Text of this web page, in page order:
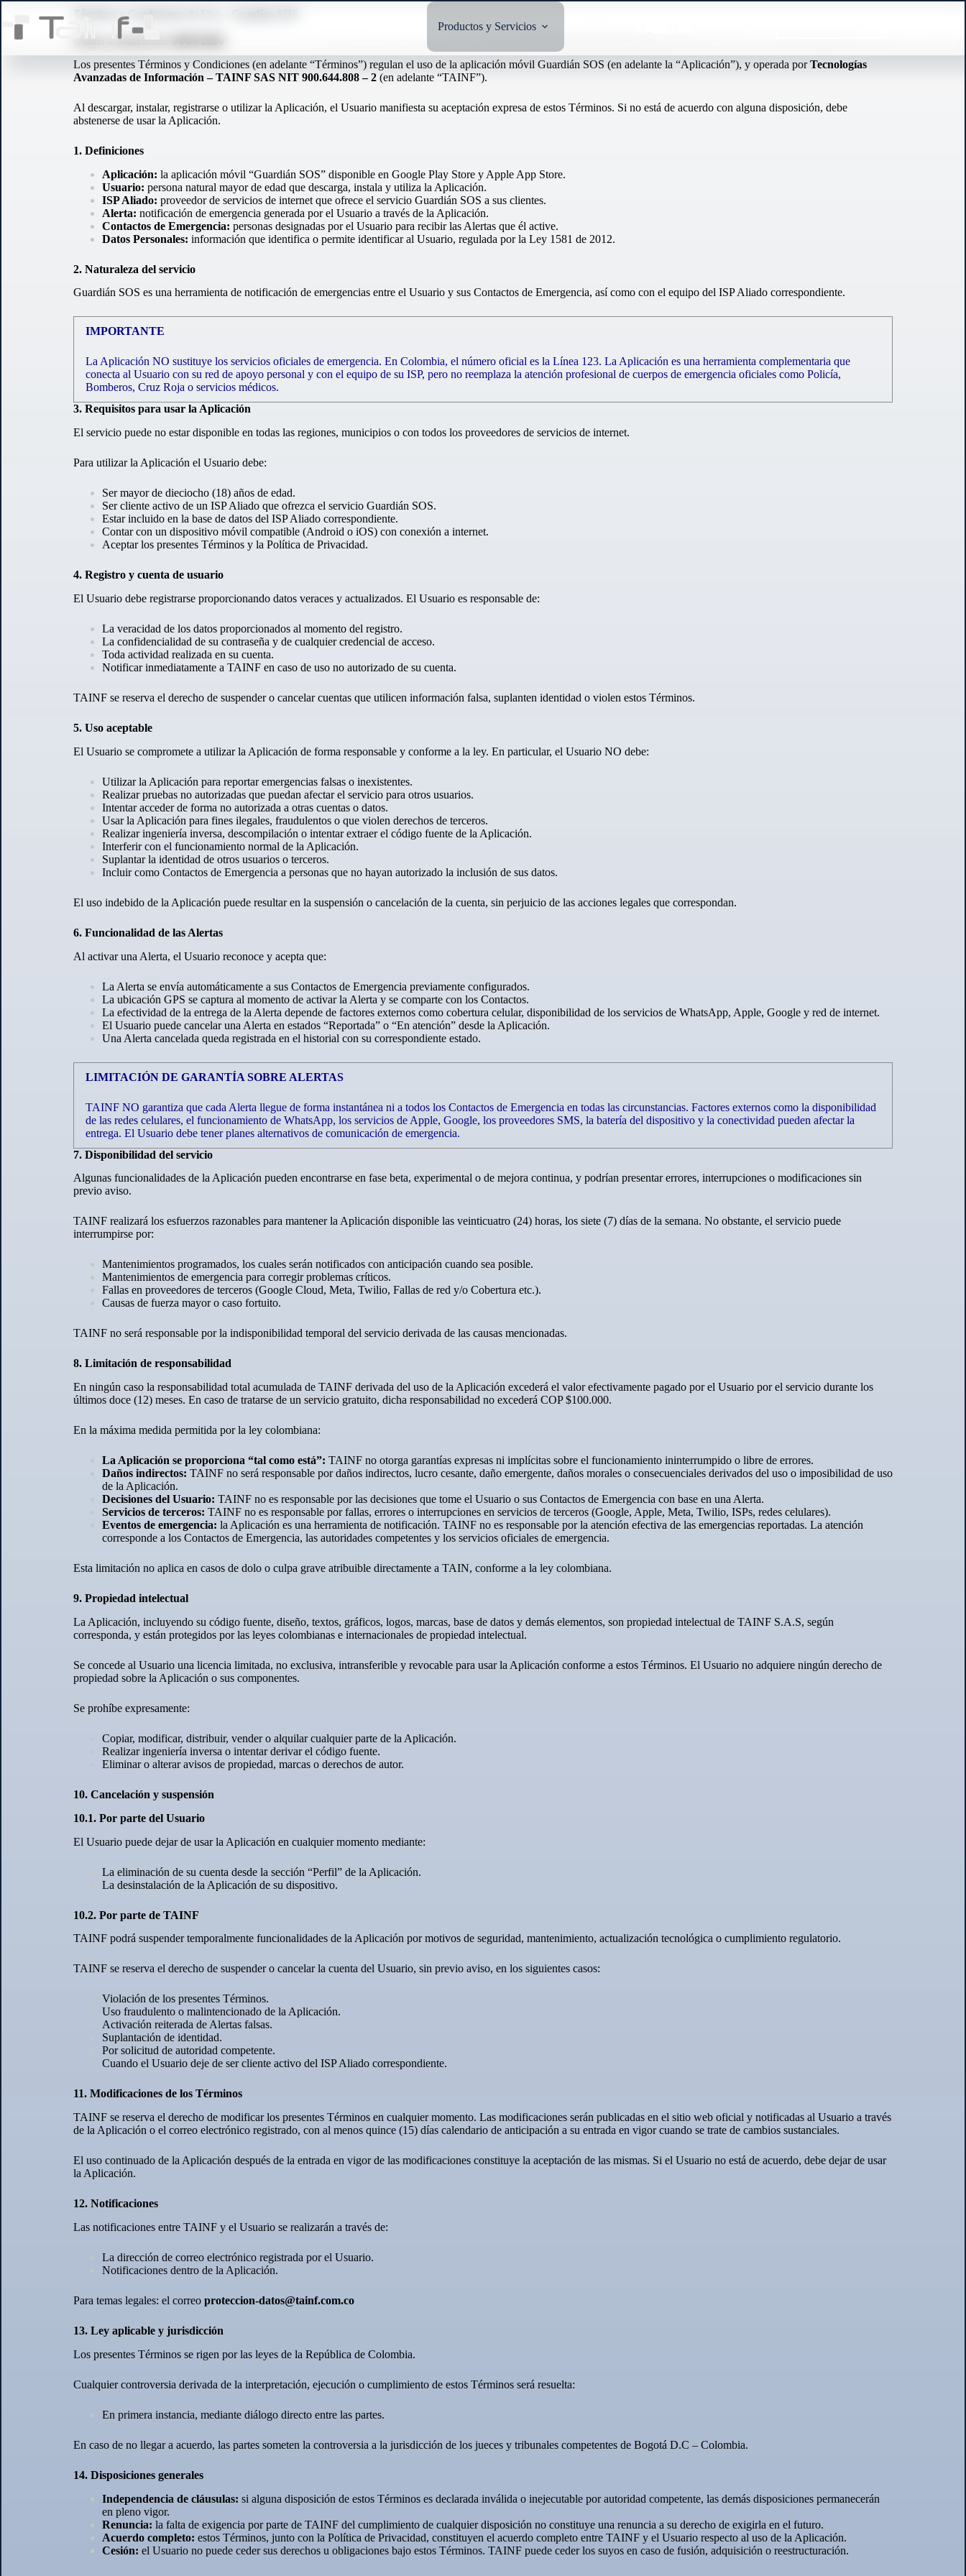
Productos y Servicios
Términos y Condiciones de Uso – Guardían SOS
Última actualización:
Los presentes Términos y Condiciones (en adelante “Términos”) regulan el uso de la aplicación móvil Guardián SOS (en adelante la “Aplicación”), y operada porTecnologías
Avanzadas de Información – TAINF SAS NIT 900.644.808 – 2 (en adelante “TAINF”).
Al descargar, instalar, registrarse o utilizar la Aplicación, el Usuario manifiesta su aceptación expresa de estos Términos. Si no está de acuerdo con alguna disposición, debe
abstenerse de usar la Aplicación.
1. Definiciones
Aplicación: la aplicación móvil “Guardián SOS” disponible en Google Play Store y Apple App Store.
Usuario: persona natural mayor de edad que descarga, instala y utiliza la Aplicación.
ISP Aliado: proveedor de servicios de internet que ofrece el servicio Guardián SOS a sus clientes.
Alerta: notificación de emergencia generada por el Usuario a través de la Aplicación.
Contactos de Emergencia: personas designadas por el Usuario para recibir las Alertas que él active.
Datos Personales: información que identifica o permite identificar al Usuario, regulada por la Ley 1581 de 2012.
2. Naturaleza del servicio
Guardián SOS es una herramienta de notificación de emergencias entre el Usuario y sus Contactos de Emergencia, así como con el equipo del ISP Aliado correspondiente.
IMPORTANTE
La Aplicación NO sustituye los servicios oficiales de emergencia. En Colombia, el número oficial es la Línea 123. La Aplicación es una herramienta complementaria que
conecta al Usuario con su red de apoyo personal y con el equipo de su ISP, pero no reemplaza la atención profesional de cuerpos de emergencia oficiales como Policía,
Bomberos, Cruz Roja o servicios médicos.
3. Requisitos para usar la Aplicación
El servicio puede no estar disponible en todas las regiones, municipios o con todos los proveedores de servicios de internet.
Para utilizar la Aplicación el Usuario debe:
Ser mayor de dieciocho (18) años de edad.
Ser cliente activo de un ISP Aliado que ofrezca el servicio Guardián SOS.
Estar incluido en la base de datos del ISP Aliado correspondiente.
Contar con un dispositivo móvil compatible (Android o iOS) con conexión a internet.
Aceptar los presentes Términos y la Política de Privacidad.
4. Registro y cuenta de usuario
El Usuario debe registrarse proporcionando datos veraces y actualizados. El Usuario es responsable de:
La veracidad de los datos proporcionados al momento del registro.
La confidencialidad de su contraseña y de cualquier credencial de acceso.
Toda actividad realizada en su cuenta.
Notificar inmediatamente a TAINF en caso de uso no autorizado de su cuenta.
TAINF se reserva el derecho de suspender o cancelar cuentas que utilicen información falsa, suplanten identidad o violen estos Términos.
5. Uso aceptable
El Usuario se compromete a utilizar la Aplicación de forma responsable y conforme a la ley. En particular, el Usuario NO debe:
Utilizar la Aplicación para reportar emergencias falsas o inexistentes.
Realizar pruebas no autorizadas que puedan afectar el servicio para otros usuarios.
Intentar acceder de forma no autorizada a otras cuentas o datos.
Usar la Aplicación para fines ilegales, fraudulentos o que violen derechos de terceros.
Realizar ingeniería inversa, descompilación o intentar extraer el código fuente de la Aplicación.
Interferir con el funcionamiento normal de la Aplicación.
Suplantar la identidad de otros usuarios o terceros.
Incluir como Contactos de Emergencia a personas que no hayan autorizado la inclusión de sus datos.
El uso indebido de la Aplicación puede resultar en la suspensión o cancelación de la cuenta, sin perjuicio de las acciones legales que correspondan.
6. Funcionalidad de las Alertas
Al activar una Alerta, el Usuario reconoce y acepta que:
La Alerta se envía automáticamente a sus Contactos de Emergencia previamente configurados.
La ubicación GPS se captura al momento de activar la Alerta y se comparte con los Contactos.
La efectividad de la entrega de la Alerta depende de factores externos como cobertura celular, disponibilidad de los servicios de WhatsApp, Apple, Google y red de internet.
El Usuario puede cancelar una Alerta en estados “Reportada” o “En atención” desde la Aplicación.
Una Alerta cancelada queda registrada en el historial con su correspondiente estado.
LIMITACIÓN DE GARANTÍA SOBRE ALERTAS
TAINF NO garantiza que cada Alerta llegue de forma instantánea ni a todos los Contactos de Emergencia en todas las circunstancias. Factores externos como la disponibilidad
de las redes celulares, el funcionamiento de WhatsApp, los servicios de Apple, Google, los proveedores SMS, la batería del dispositivo y la conectividad pueden afectar la
entrega. El Usuario debe tener planes alternativos de comunicación de emergencia.
7. Disponibilidad del servicio
Algunas funcionalidades de la Aplicación pueden encontrarse en fase beta, experimental o de mejora continua, y podrían presentar errores, interrupciones o modificaciones sin
previo aviso.
TAINF realizará los esfuerzos razonables para mantener la Aplicación disponible las veinticuatro (24) horas, los siete (7) días de la semana. No obstante, el servicio puede
interrumpirse por:
Mantenimientos programados, los cuales serán notificados con anticipación cuando sea posible.
Mantenimientos de emergencia para corregir problemas críticos.
Fallas en proveedores de terceros (Google Cloud, Meta, Twilio, Fallas de red y/o Cobertura etc.).
Causas de fuerza mayor o caso fortuito.
TAINF no será responsable por la indisponibilidad temporal del servicio derivada de las causas mencionadas.
8. Limitación de responsabilidad
En ningún caso la responsabilidad total acumulada de TAINF derivada del uso de la Aplicación excederá el valor efectivamente pagado por el Usuario por el servicio durante los
últimos doce (12) meses. En caso de tratarse de un servicio gratuito, dicha responsabilidad no excederá COP $100.000.
En la máxima medida permitida por la ley colombiana:
La Aplicación se proporciona “tal como está”: TAINF no otorga garantías expresas ni implícitas sobre el funcionamiento ininterrumpido o libre de errores.
Daños indirectos: TAINF no será responsable por daños indirectos, lucro cesante, daño emergente, daños morales o consecuenciales derivados del uso o imposibilidad de uso
de la Aplicación.
Decisiones del Usuario: TAINF no es responsable por las decisiones que tome el Usuario o sus Contactos de Emergencia con base en una Alerta.
Servicios de terceros: TAINF no es responsable por fallas, errores o interrupciones en servicios de terceros (Google, Apple, Meta, Twilio, ISPs, redes celulares).
Eventos de emergencia: la Aplicación es una herramienta de notificación. TAINF no es responsable por la atención efectiva de las emergencias reportadas. La atención
corresponde a los Contactos de Emergencia, las autoridades competentes y los servicios oficiales de emergencia.
Esta limitación no aplica en casos de dolo o culpa grave atribuible directamente a TAIN, conforme a la ley colombiana.
9. Propiedad intelectual
La Aplicación, incluyendo su código fuente, diseño, textos, gráficos, logos, marcas, base de datos y demás elementos, son propiedad intelectual de TAINF S.A.S, según
corresponda, y están protegidos por las leyes colombianas e internacionales de propiedad intelectual.
Se concede al Usuario una licencia limitada, no exclusiva, intransferible y revocable para usar la Aplicación conforme a estos Términos. El Usuario no adquiere ningún derecho de
propiedad sobre la Aplicación o sus componentes.
Se prohíbe expresamente:
Copiar, modificar, distribuir, vender o alquilar cualquier parte de la Aplicación.
Realizar ingeniería inversa o intentar derivar el código fuente.
Eliminar o alterar avisos de propiedad, marcas o derechos de autor.
10. Cancelación y suspensión
10.1. Por parte del Usuario
El Usuario puede dejar de usar la Aplicación en cualquier momento mediante:
La eliminación de su cuenta desde la sección “Perfil” de la Aplicación.
La desinstalación de la Aplicación de su dispositivo.
10.2. Por parte de TAINF
TAINF podrá suspender temporalmente funcionalidades de la Aplicación por motivos de seguridad, mantenimiento, actualización tecnológica o cumplimiento regulatorio.
TAINF se reserva el derecho de suspender o cancelar la cuenta del Usuario, sin previo aviso, en los siguientes casos:
Violación de los presentes Términos.
Uso fraudulento o malintencionado de la Aplicación.
Activación reiterada de Alertas falsas.
Suplantación de identidad.
Por solicitud de autoridad competente.
Cuando el Usuario deje de ser cliente activo del ISP Aliado correspondiente.
11. Modificaciones de los Términos
TAINF se reserva el derecho de modificar los presentes Términos en cualquier momento. Las modificaciones serán publicadas en el sitio web oficial y notificadas al Usuario a través
de la Aplicación o el correo electrónico registrado, con al menos quince (15) días calendario de anticipación a su entrada en vigor cuando se trate de cambios sustanciales.
El uso continuado de la Aplicación después de la entrada en vigor de las modificaciones constituye la aceptación de las mismas. Si el Usuario no está de acuerdo, debe dejar de usar
la Aplicación.
12. Notificaciones
Las notificaciones entre TAINF y el Usuario se realizarán a través de:
La dirección de correo electrónico registrada por el Usuario.
Notificaciones dentro de la Aplicación.
Para temas legales: el correo proteccion-datos@tainf.com.co
13. Ley aplicable y jurisdicción
Los presentes Términos se rigen por las leyes de la República de Colombia.
Cualquier controversia derivada de la interpretación, ejecución o cumplimiento de estos Términos será resuelta:
En primera instancia, mediante diálogo directo entre las partes.
En caso de no llegar a acuerdo, las partes someten la controversia a la jurisdicción de los jueces y tribunales competentes de Bogotá D.C – Colombia.
14. Disposiciones generales
Independencia de cláusulas: si alguna disposición de estos Términos es declarada inválida o inejecutable por autoridad competente, las demás disposiciones permanecerán
en pleno vigor.
Renuncia: la falta de exigencia por parte de TAINF del cumplimiento de cualquier disposición no constituye una renuncia a su derecho de exigirla en el futuro.
Acuerdo completo: estos Términos, junto con la Política de Privacidad, constituyen el acuerdo completo entre TAINF y el Usuario respecto al uso de la Aplicación.
Cesión: el Usuario no puede ceder sus derechos u obligaciones bajo estos Términos. TAINF puede ceder los suyos en caso de fusión, adquisición o reestructuración.